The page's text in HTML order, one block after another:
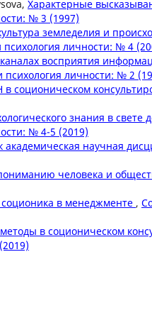
Характерные
№ 3 (1997)
земледелия и
личности: № 4
восприятия
психология личности: № 2
в соционическом
знания в
№ 4-5 (2019)
академическая научная
человека и
соционика в менеджменте ,
в соционическом